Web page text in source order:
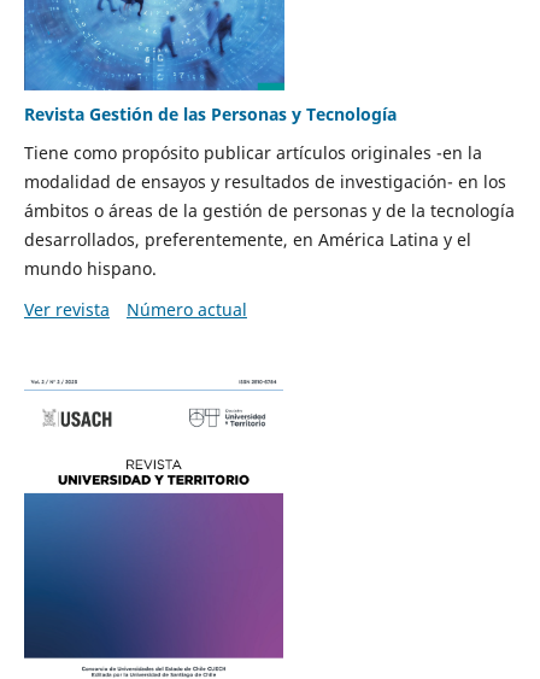
Revista Gestión de las Personas y Tecnología
Tiene como propósito publicar artículos originales -en la
modalidad de ensayos y resultados de investigación- en los
ámbitos o áreas de la gestión de personas y de la tecnología
desarrollados, preferentemente, en América Latina y el
mundo hispano.
Ver revista
Número actual